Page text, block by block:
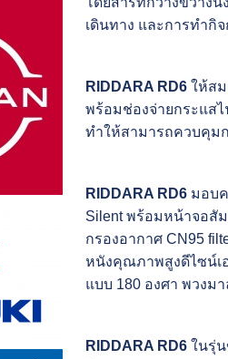
เดินทาง และการทำกิ
RIDDARA RD6ให้สม
พร้อมช่องจ่ายกระแส
ทำให้สามารถควบคุม
RIDDARA RD6มอบค
Silent พร้อมหน้าจอสั
กรองอากาศ CN95
หนังคุณภาพสูงดีไซน์เ
แบบ 180 องศา พวงม
RIDDARA RD6ในรุ่น